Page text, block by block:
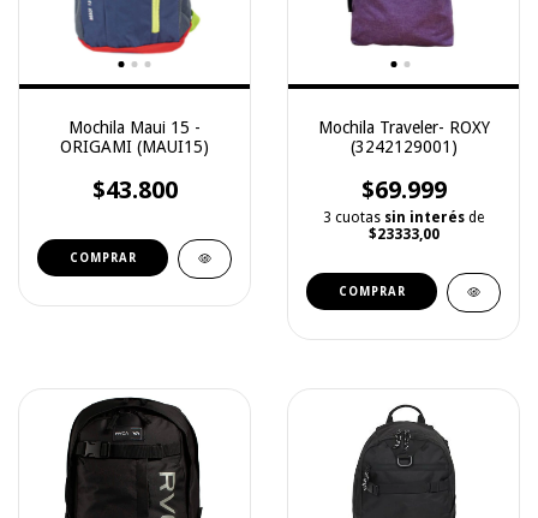
Mochila Maui 15 -
ORIGAMI (MAUI15)
$43.800
COMPRAR
Mochila Traveler- ROXY
(3242129001)
$69.999
3 cuotas sin interés de
$23333,00
COMPRAR